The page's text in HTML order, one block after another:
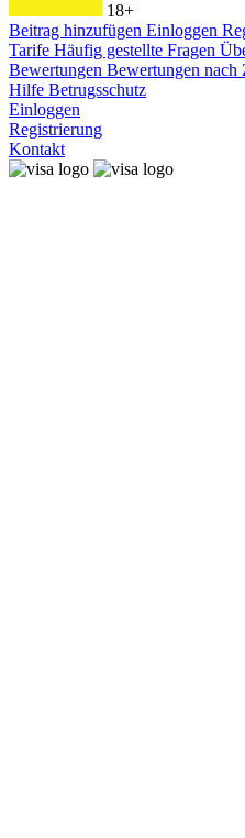
18+
Beitrag hinzufügen Einloggen
Tarife Häufig gestellte Fragen
Bewertungen Bewertungen nach
Hilfe Betrugsschutz
Einloggen
Registrierung
Kontakt